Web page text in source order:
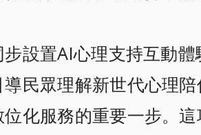
步設置AI心理支持互動
民眾理解新世代心理
化服務的重要一步。